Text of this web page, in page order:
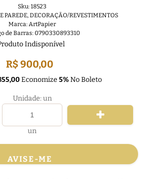
Sku: 18523
PAREDE,DECORAÇÃO/REVESTIMENTOS
Marca: ArtPapier
de Barras: 0790330893310
Indisponível
R$ 900,00
Economize 5%No Boleto
Unidade: un
un
AVISE-ME